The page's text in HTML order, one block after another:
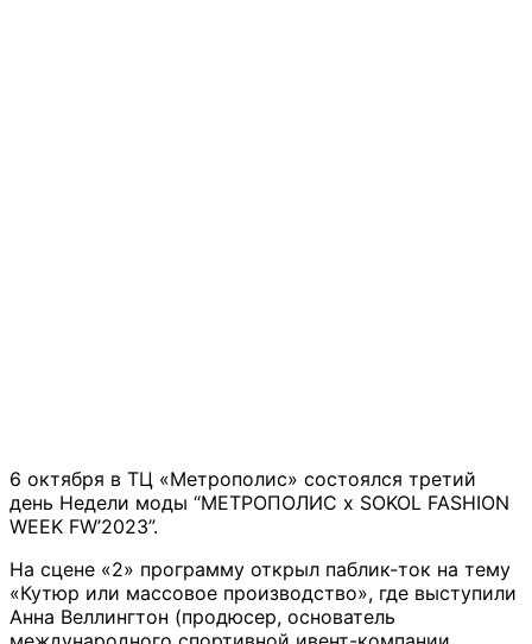
6 октября в ТЦ «Метрополис» состоялся третий
день Недели моды “МЕТРОПОЛИС x SOKOL FASHION
WEEK FW’2023”.
На сцене «2» программу открыл паблик-ток на тему
«Кутюр или массовое производство», где выступили
Анна Веллингтон (продюсер, основатель